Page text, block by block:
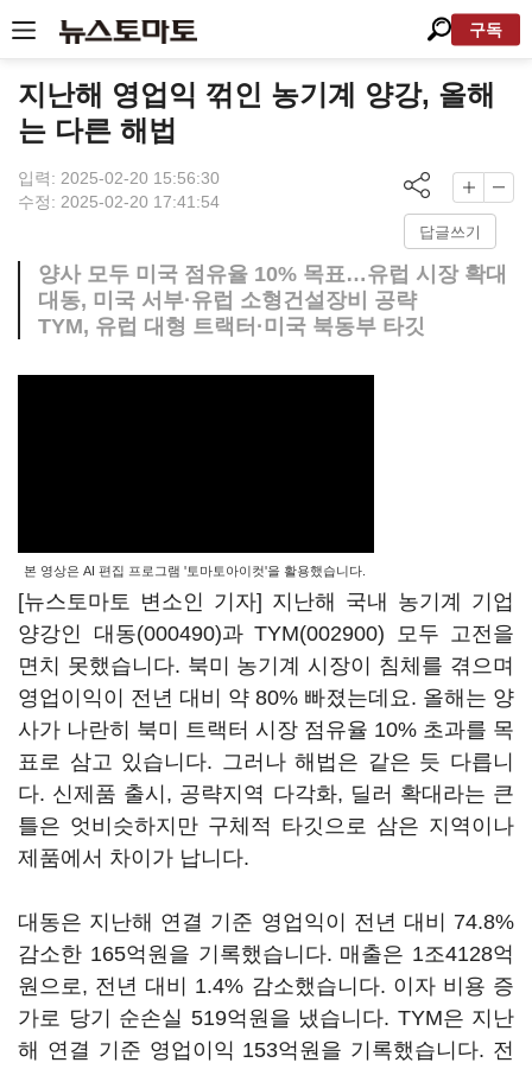
구독
지난해 영업익 꺾인 농기계 양강, 올해
는 다른 해법
입력: 2025-02-20 15:56:30
수정: 2025-02-20 17:41:54
답글쓰기
양사 모두 미국 점유율 10% 목표…유럽 시장 확대
대동, 미국 서부·유럽 소형건설장비 공략
TYM, 유럽 대형 트랙터·미국 북동부 타깃
본 영상은 AI 편집 프로그램 '토마토아이컷'을 활용했습니다.
[뉴스토마토 변소인 기자] 지난해 국내 농기계 기업
양강인 대동(000490)과 TYM(002900) 모두 고전을
면치 못했습니다. 북미 농기계 시장이 침체를 겪으며
영업이익이 전년 대비 약 80% 빠졌는데요. 올해는 양
사가 나란히 북미 트랙터 시장 점유율 10% 초과를 목
표로 삼고 있습니다. 그러나 해법은 같은 듯 다릅니
다. 신제품 출시, 공략지역 다각화, 딜러 확대라는 큰
틀은 엇비슷하지만 구체적 타깃으로 삼은 지역이나
제품에서 차이가 납니다.
대동은 지난해 연결 기준 영업익이 전년 대비 74.8%
감소한 165억원을 기록했습니다. 매출은 1조4128억
원으로, 전년 대비 1.4% 감소했습니다. 이자 비용 증
가로 당기 순손실 519억원을 냈습니다. TYM은 지난
해 연결 기준 영업이익 153억원을 기록했습니다. 전